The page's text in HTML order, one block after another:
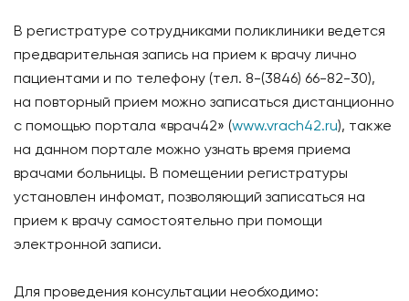
В регистратуре сотрудниками поликлиники ведется
предварительная запись на прием к врачу лично
пациентами и по телефону (тел. 8-(3846) 66-82-30),
на повторный прием можно записаться дистанционно
с помощью портала «врач42» (www.vrach42.ru), также
на данном портале можно узнать время приема
врачами больницы. В помещении регистратуры
установлен инфомат, позволяющий записаться на
прием к врачу самостоятельно при помощи
электронной записи.
Для проведения консультации необходимо: